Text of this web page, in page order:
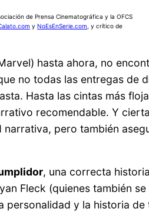
de Prensa Cinematográfica y la OFCS
y NoEsEnSerie.com , y crítico de
hasta ahora, no
no todas las entregas de
Hasta las cintas más
recomendable. Y
pero también
, una correcta
Fleck (quienes también
y la historia